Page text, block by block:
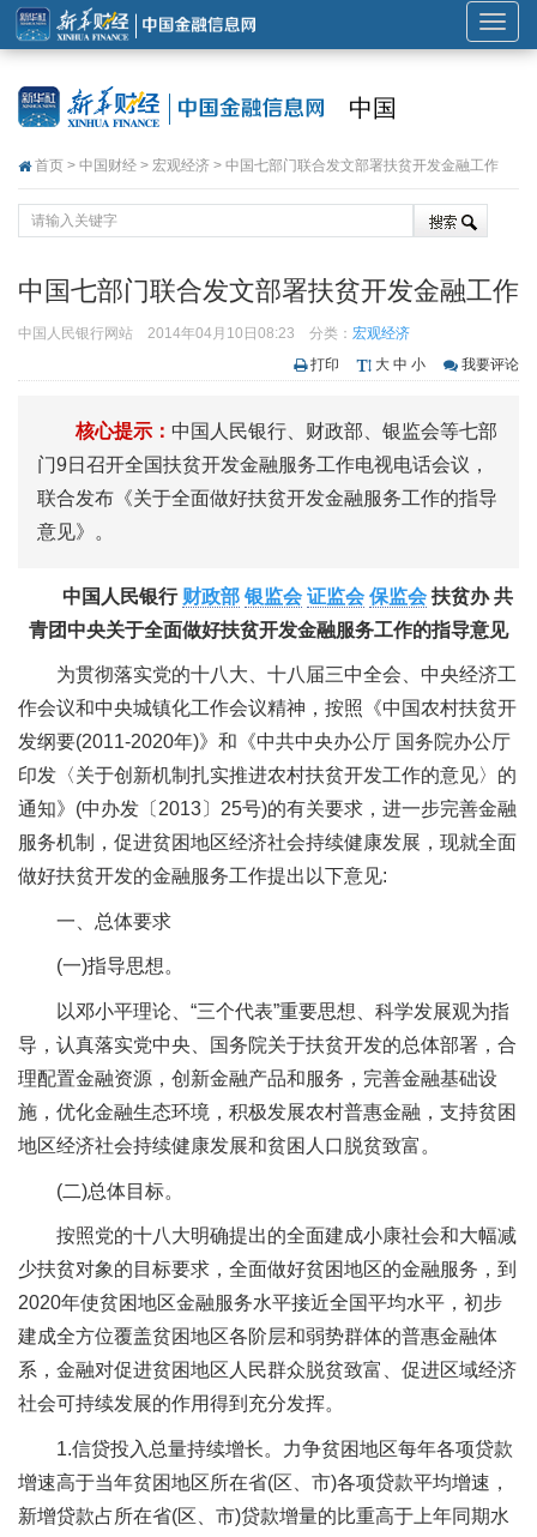
展
开
导
中国
首页 > 中国财经 > 宏观经济 > 中国七部门联合发文部署扶贫开发金融工作
中国七部门联合发文部署扶贫开发金融工作
中国人民银行网站 2014年04月10日08:23 分类： 宏观经济
打印
大 中 小 我要评论
核心提示： 中国人民银行、财政部、银监会等七部
门9日召开全国扶贫开发金融服务工作电视电话会议，
联合发布《关于全面做好扶贫开发金融服务工作的指导
意见》。
中国人民银行 财政部 银监会 证监会 保监会 扶贫办 共
青团中央关于全面做好扶贫开发金融服务工作的指导意见
为贯彻落实党的十八大、十八届三中全会、中央经济工
作会议和中央城镇化工作会议精神，按照《中国农村扶贫开
发纲要(2011-2020年)》和《中共中央办公厅 国务院办公厅
印发〈关于创新机制扎实推进农村扶贫开发工作的意见〉的
通知》(中办发〔2013〕25号)的有关要求，进一步完善金融
服务机制，促进贫困地区经济社会持续健康发展，现就全面
做好扶贫开发的金融服务工作提出以下意见:
一、总体要求
(一)指导思想。
以邓小平理论、“三个代表”重要思想、科学发展观为指
导，认真落实党中央、国务院关于扶贫开发的总体部署，合
理配置金融资源，创新金融产品和服务，完善金融基础设
施，优化金融生态环境，积极发展农村普惠金融，支持贫困
地区经济社会持续健康发展和贫困人口脱贫致富。
(二)总体目标。
按照党的十八大明确提出的全面建成小康社会和大幅减
少扶贫对象的目标要求，全面做好贫困地区的金融服务，到
2020年使贫困地区金融服务水平接近全国平均水平，初步
建成全方位覆盖贫困地区各阶层和弱势群体的普惠金融体
系，金融对促进贫困地区人民群众脱贫致富、促进区域经济
社会可持续发展的作用得到充分发挥。
1.信贷投入总量持续增长。力争贫困地区每年各项贷款
增速高于当年贫困地区所在省(区、市)各项贷款平均增速，
新增贷款占所在省(区、市)贷款增量的比重高于上年同期水